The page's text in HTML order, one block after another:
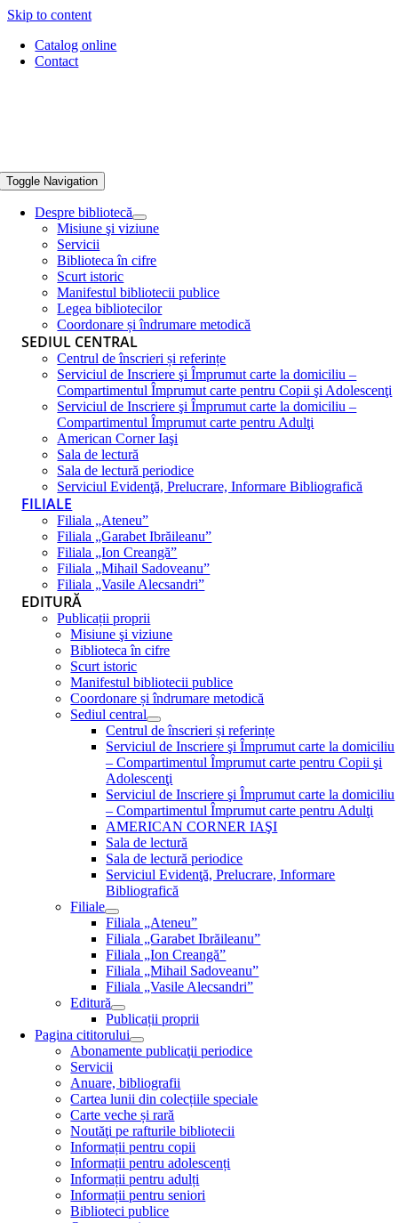
Skip to content
Catalog online
Contact
Toggle Navigation
Despre bibliotecă
Misiune şi viziune
Servicii
Biblioteca în cifre
Scurt istoric
Manifestul bibliotecii publice
Legea bibliotecilor
Coordonare și îndrumare metodică
SEDIUL CENTRAL
Centrul de înscrieri și referințe
Serviciul de Inscriere şi Împrumut carte la domiciliu –
Compartimentul Împrumut carte pentru Copii şi Adolescenţi
Serviciul de Inscriere şi Împrumut carte la domiciliu –
Compartimentul Împrumut carte pentru Adulţi
American Corner Iaşi
Sala de lectură
Sala de lectură periodice
Serviciul Evidenţă, Prelucrare, Informare Bibliografică
FILIALE
Filiala „Ateneu”
Filiala „Garabet Ibrăileanu”
Filiala „Ion Creangă”
Filiala „Mihail Sadoveanu”
Filiala „Vasile Alecsandri”
EDITURĂ
Publicații proprii
Misiune şi viziune
Biblioteca în cifre
Scurt istoric
Manifestul bibliotecii publice
Coordonare și îndrumare metodică
Sediul central
Centrul de înscrieri și referințe
Serviciul de Inscriere şi Împrumut carte la domiciliu
– Compartimentul Împrumut carte pentru Copii şi
Adolescenţi
Serviciul de Inscriere şi Împrumut carte la domiciliu
– Compartimentul Împrumut carte pentru Adulţi
AMERICAN CORNER IAŞI
Sala de lectură
Sala de lectură periodice
Serviciul Evidenţă, Prelucrare, Informare
Bibliografică
Filiale
Filiala „Ateneu”
Filiala „Garabet Ibrăileanu”
Filiala „Ion Creangă”
Filiala „Mihail Sadoveanu”
Filiala „Vasile Alecsandri”
Editură
Publicații proprii
Pagina cititorului
Abonamente publicaţii periodice
Servicii
Anuare, bibliografii
Cartea lunii din colecțiile speciale
Carte veche și rară
Noutăţi pe rafturile bibliotecii
Informații pentru copii
Informații pentru adolescenți
Informații pentru adulți
Informații pentru seniori
Biblioteci publice